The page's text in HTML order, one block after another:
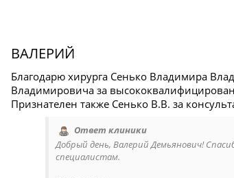
ВАЛЕРИЙ
Благодарю хирурга Сенько Владимира
Владимировича за
Признателен также Сенько В.В. за
Ответ клиники
Добрый день, Валерий Демьянович!
специалистам.